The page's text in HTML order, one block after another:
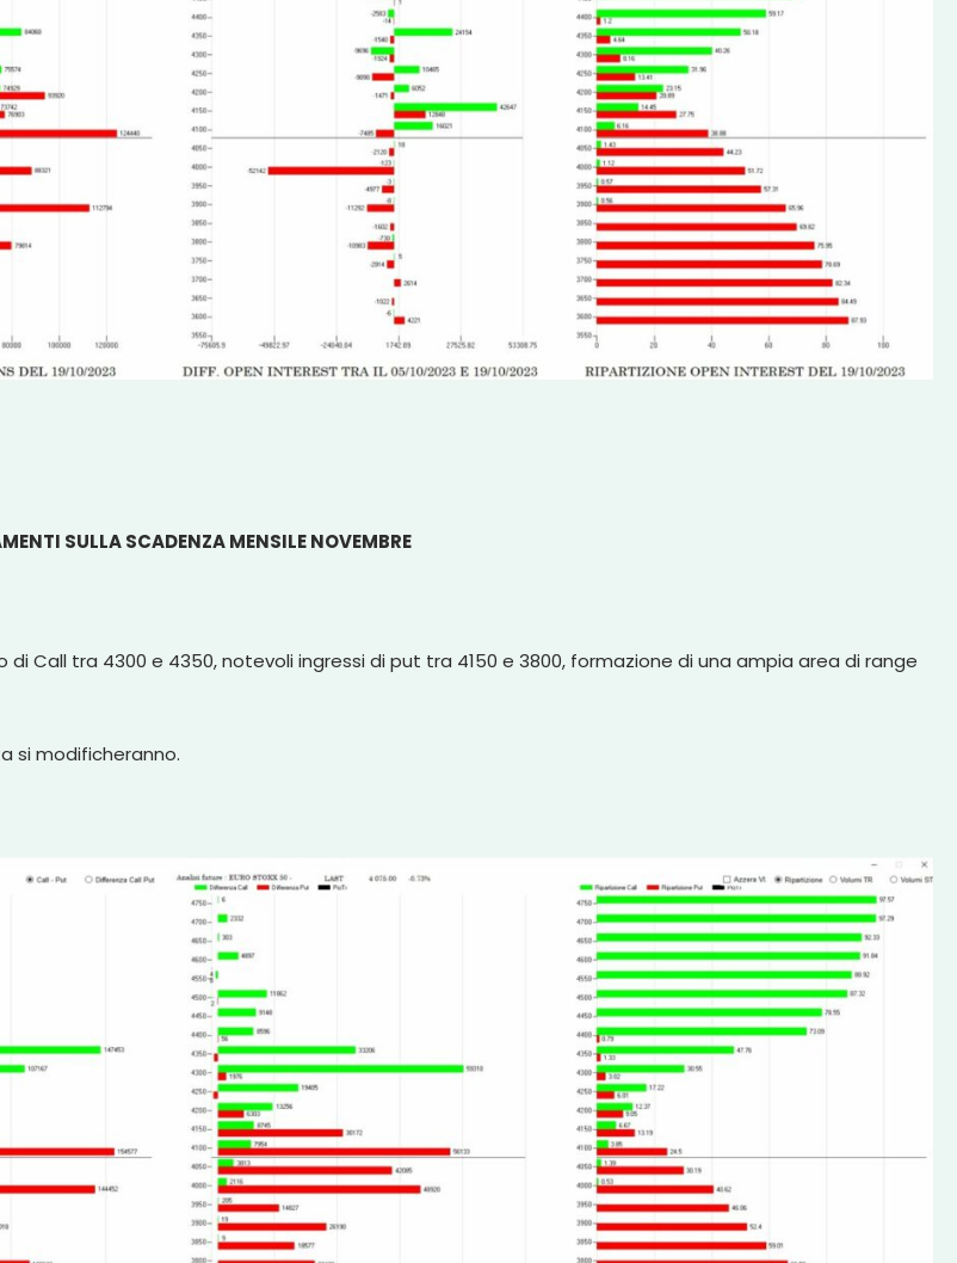
SULLA SCADENZA MENSILE NOVEMBRE
Call tra 4300 e 4350, notevoli ingressi di put tra 4150 e 3800, formazione di una ampia area di range
si modificheranno.